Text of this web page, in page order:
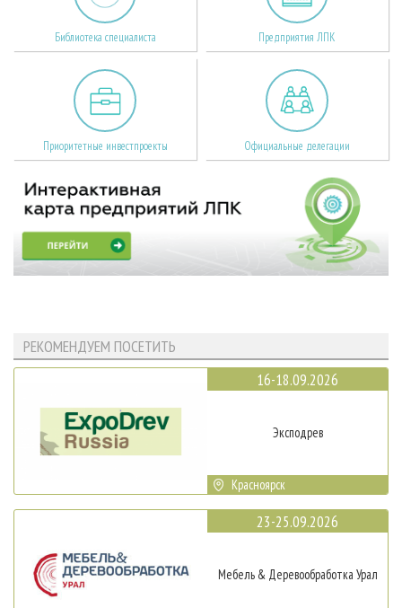
Библиотека специалиста Предприятия ЛПК
Приоритетные инвестпроекты Официальные делегации
РЕКОМЕНДУЕМ ПОСЕТИТЬ
16-18.09.2026
Эксподрев
Красноярск
23-25.09.2026
Мебель & Деревообработка Урал